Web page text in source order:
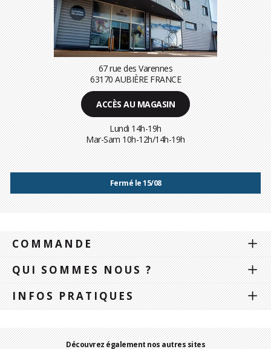
67 rue des Varennes
63170 AUBIÈRE FRANCE
ACCÈS AU MAGASIN
Lundi 14h-19h
Mar-Sam 10h-12h/14h-19h
Fermé le 15/08
COMMANDE
QUI SOMMES NOUS ?
INFOS PRATIQUES
Découvrez également nos autres sites